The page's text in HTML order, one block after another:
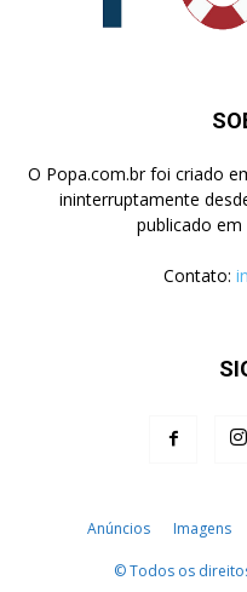
O Popa.com.br foi criado
ininterruptamente
publicado
Contato:
Anúncios Imagens
© Todos os